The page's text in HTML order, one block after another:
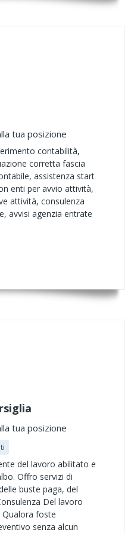
tua posizione
contabilità,
corretta fascia
assistenza start
enti per avvio attività,
attività, consulenza
avvisi agenzia entrate
tua posizione
del lavoro abilitato e
Offro servizi di
buste paga, del
Del lavoro
Qualora foste
senza alcun